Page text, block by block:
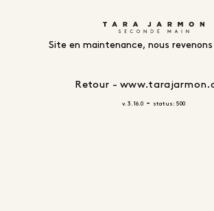
Site en maintenance, nous
Retour -
v. 3.16.0 - status: 500